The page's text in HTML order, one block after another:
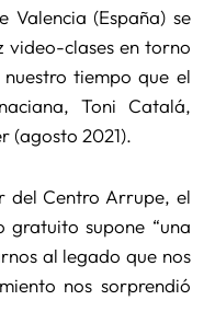
(España) se
clases en torno
tiempo que el
Toni Catalá,
(agosto 2021).
del Centro Arrupe, el
gratuito supone “una
al legado que nos
nos sorprendió